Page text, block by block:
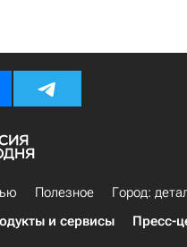
Полезное
Город:
и сервисы Пресс-